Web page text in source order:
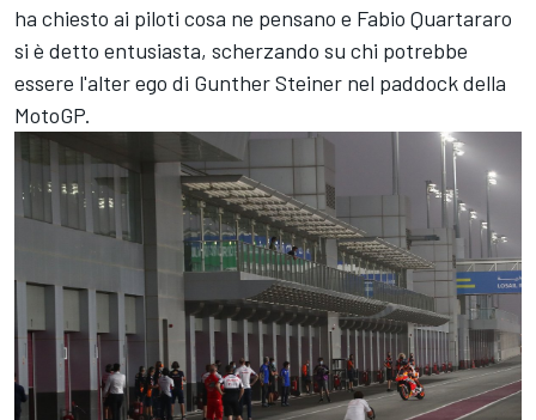
ha chiesto ai piloti cosa ne pensano e Fabio Quartararo
si è detto entusiasta, scherzando su chi potrebbe
essere l'alter ego di Gunther Steiner nel paddock della
MotoGP.